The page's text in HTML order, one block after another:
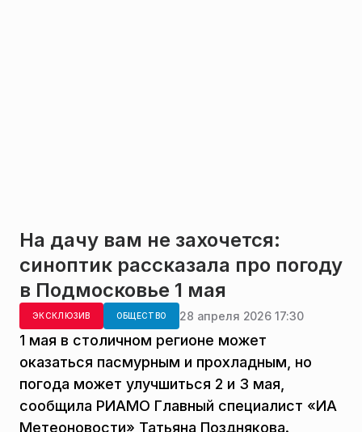
На дачу вам не захочется:
синоптик рассказала про погоду
в Подмосковье 1 мая
ЭКСКЛЮЗИВ ОБЩЕСТВО 28 апреля 2026 17:30
1 мая в столичном регионе может
оказаться пасмурным и прохладным, но
погода может улучшиться 2 и 3 мая,
сообщила РИАМО Главный специалист «ИА
Метеоновости» Татьяна Позднякова.